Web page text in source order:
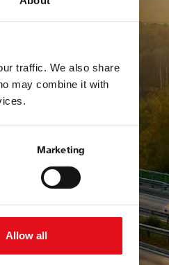
traffic. We also share
may combine it with
Marketing
Allow all